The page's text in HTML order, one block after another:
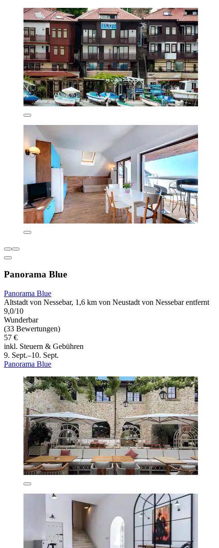
Panorama Blue
Panorama Blue
Altstadt von Nessebar, 1,6 km von Neustadt von Nessebar entfernt
9,0/10
Wunderbar
(33 Bewertungen)
57 €
inkl. Steuern & Gebühren
9. Sept.–10. Sept.
Panorama Blue